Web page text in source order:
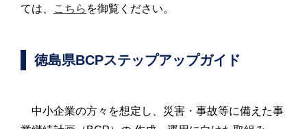
ては、
こちら を御覧ください。
徳島県BCPステップアップガイド
中小企業の方々を想定し、災害・事故等に備えた事